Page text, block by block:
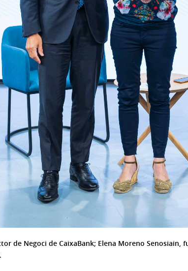
de Negoci de CaixaBank; Elena Moreno Senosiain,